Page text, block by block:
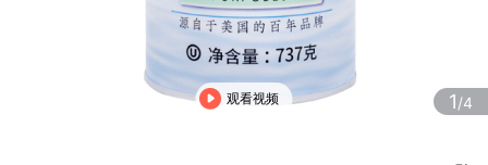
1/4
观看视频